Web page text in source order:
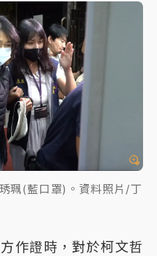
珮(藍口罩)。資料照片/丁
作證時，對於柯文哲